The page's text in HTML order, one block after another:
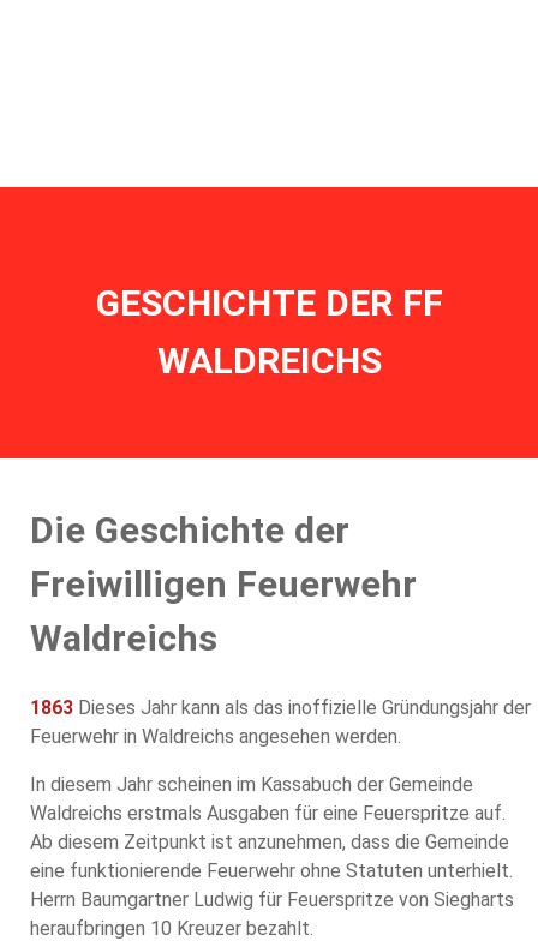
GESCHICHTE DER FF
WALDREICHS
Die Geschichte der
Freiwilligen Feuerwehr
Waldreichs
1863 Dieses Jahr kann als das inoffizielle Gründungsjahr der
Feuerwehr in Waldreichs angesehen werden.
In diesem Jahr scheinen im Kassabuch der Gemeinde
Waldreichs erstmals Ausgaben für eine Feuerspritze auf.
Ab diesem Zeitpunkt ist anzunehmen, dass die Gemeinde
eine funktionierende Feuerwehr ohne Statuten unterhielt.
Herrn Baumgartner Ludwig für Feuerspritze von Siegharts
heraufbringen 10 Kreuzer bezahlt.